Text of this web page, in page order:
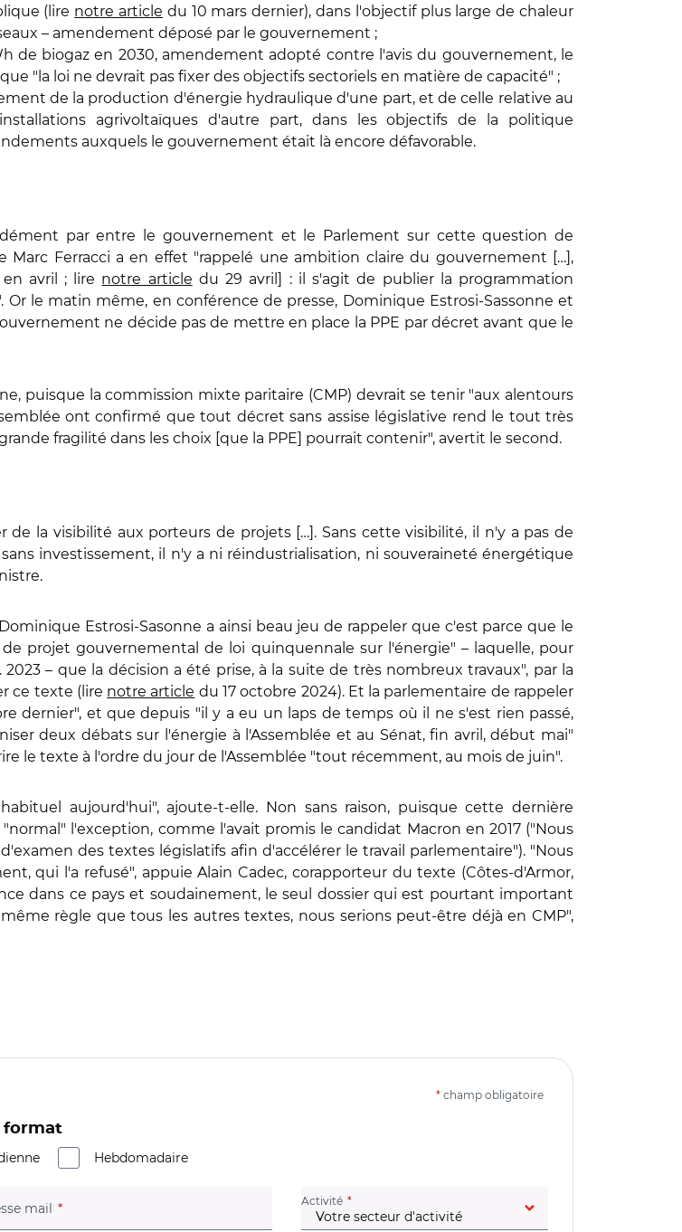
(lire notre article du 10 mars dernier), dans l'objectif plus large de chaleur
– amendement déposé par le gouvernement ;
de biogaz en 2030, amendement adopté contre l'avis du gouvernement, le
"la loi ne devrait pas fixer des objectifs sectoriels en matière de capacité" ;
de la production d'énergie hydraulique d'une part, et de celle relative au
agrivoltaïques d'autre part, dans les objectifs de la politique
auxquels le gouvernement était là encore défavorable.
par entre le gouvernement et le Parlement sur cette question de
Ferracci a en effet "rappelé une ambition claire du gouvernement […],
avril ; lire notre article du 29 avril] : il s'agit de publier la programmation
le matin même, en conférence de presse, Dominique Estrosi-Sassonne et
ne décide pas de mettre en place la PPE par décret avant que le
puisque la commission mixte paritaire (CMP) devrait se tenir "aux alentours
ont confirmé que tout décret sans assise législative rend le tout très
fragilité dans les choix [que la PPE] pourrait contenir", avertit le second.
de la visibilité aux porteurs de projets […]. Sans cette visibilité, il n'y a pas de
investissement, il n'y a ni réindustrialisation, ni souveraineté énergétique
Estrosi-Sasonne a ainsi beau jeu de rappeler que c'est parce que le
projet gouvernemental de loi quinquennale sur l'énergie" – laquelle, pour
2023 – que la décision a été prise, à la suite de très nombreux travaux", par la
ce texte (lire notre article du 17 octobre 2024). Et la parlementaire de rappeler
dernier", et que depuis "il y a eu un laps de temps où il ne s'est rien passé,
deux débats sur l'énergie à l'Assemblée et au Sénat, fin avril, début mai"
le texte à l'ordre du jour de l'Assemblée "tout récemment, au mois de juin".
aujourd'hui", ajoute-t-elle. Non sans raison, puisque cette dernière
l'exception, comme l'avait promis le candidat Macron en 2017 ("Nous
des textes législatifs afin d'accélérer le travail parlementaire"). "Nous
qui l'a refusé", appuie Alain Cadec, corapporteur du texte (Côtes-d'Armor,
dans ce pays et soudainement, le seul dossier qui est pourtant important
règle que tous les autres textes, nous serions peut-être déjà en CMP",
* champ obligatoire
format
Hebdomadaire
mail (champ obligatoire) Activité (champ obligatoire)